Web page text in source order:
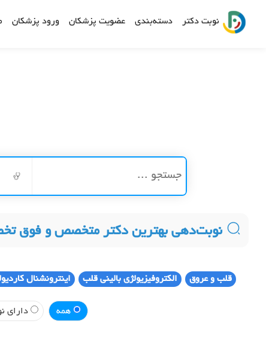
نوبت دکتر دسته‌بندی عضویت پزشکان ورود پزشکان
نوبت‌دهی بهترین دکتر متخصص و فوق
قلب و عروق الکتروفیزیولژی بالینی قلب اینترونشنال
همه دارای